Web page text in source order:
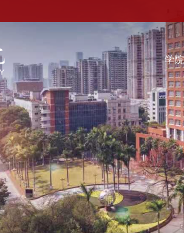
学
科学研究
研究成果
课题立项
成果奖励
博士后流动站
学术刊物
经院智库
学术交流
学术会议
学术报告
最新动态